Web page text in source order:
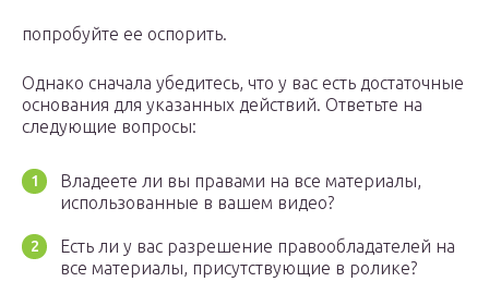
попробуйте ее оспорить.
Однако сначала убедитесь, что у вас есть достаточные
основания для указанных действий. Ответьте на
следующие вопросы:
Владеете ли вы правами на все материалы,
использованные в вашем видео?
Есть ли у вас разрешение правообладателей на
все материалы, присутствующие в ролике?